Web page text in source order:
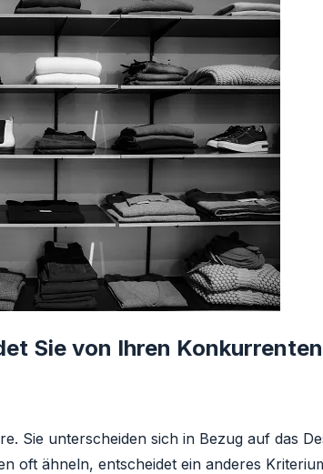
Sie von Ihren Konkurrenten
Sie unterscheiden sich in Bezug auf das
oft ähneln, entscheidet ein anderes